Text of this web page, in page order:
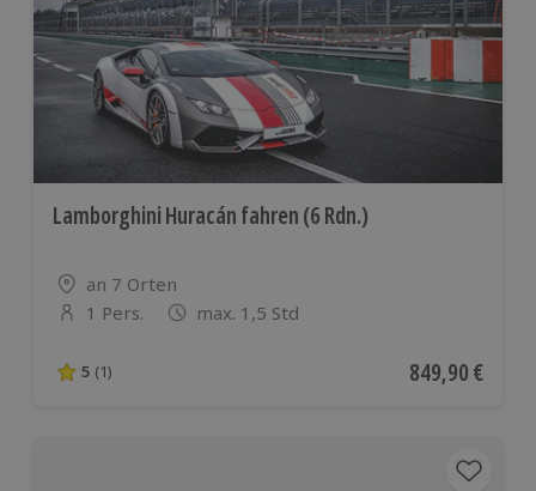
Lamborghini Huracán fahren (6 Rdn.)
Standort
an 7 Orten
Anzahl der Teilnehmer
1 Pers. max. 1,5 Std
5 von 5 Sternen basierend auf 1 Bewertungen
5 (1) Aktueller Preis
849,90 €